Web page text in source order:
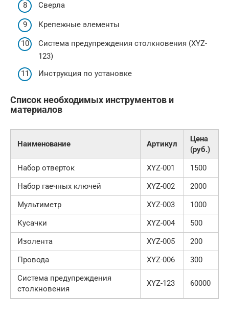
Сверла
Крепежные элементы
Система предупреждения столкновения (XYZ-
123)
Инструкция по установке
Список необходимых инструментов и
материалов
Наименование Артикул
Цена
(руб.)
Набор отверток
XYZ-001
1500
Набор гаечных ключей
XYZ-002
2000
Мультиметр
XYZ-003
1000
Кусачки
XYZ-004
500
Изолента
XYZ-005
200
Провода
XYZ-006
300
Система предупреждения
столкновения
XYZ-123 60000